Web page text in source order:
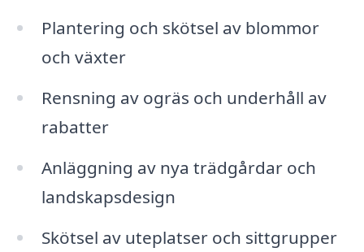
Plantering och skötsel av blommor
och växter
Rensning av ogräs och underhåll av
rabatter
Anläggning av nya trädgårdar och
landskapsdesign
Skötsel av uteplatser och sittgrupper